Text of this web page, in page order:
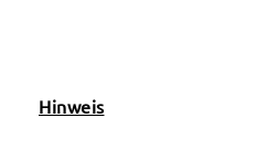
Hinweis